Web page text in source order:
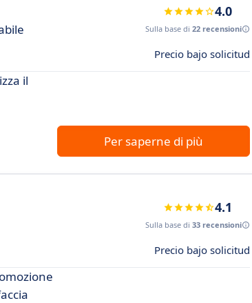
4.0
Sulla base di 22 recensioni
Precio bajo solicitud
il
Per saperne di più
4.1
Sulla base di 33 recensioni
Precio bajo solicitud